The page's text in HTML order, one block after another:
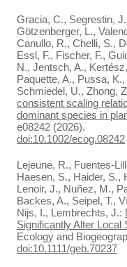
Gracia, C., Segrestin,
Götzenberger, L.,
Canullo, R., Chelli, S.,
Essl, F., Fischer, F.,
N., Jentsch, A.,
Paquette, A., Pussa,
Schmiedel, U., Zhong,
consistent scaling
dominant species in
e08242 (2026).
doi:10.1002/ecog.08242
Lejeune, R., Fuentes-
Haesen, S., Haider, S.,
Lenoir, J., Nuñez, M.,
Backes, A., Seipel, T.,
Nijs, I., Lembrechts, J.:
Significantly Alter
Ecology and
doi:10.1111/geb.70237